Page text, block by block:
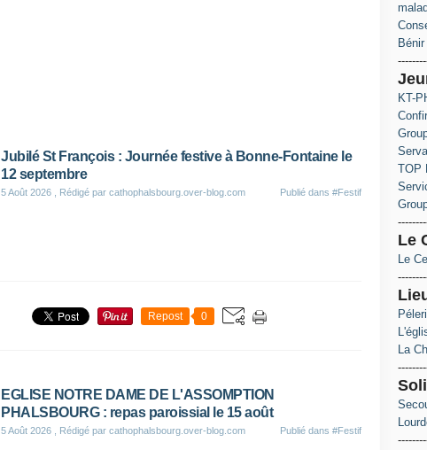
Jubilé St François : Journée festive à Bonne-Fontaine le
12 septembre
5 Août 2026 , Rédigé par cathophalsbourg.over-blog.com Publié dans #Festif
Repost 0
EGLISE NOTRE DAME DE L'ASSOMPTION
PHALSBOURG : repas paroissial le 15 août
5 Août 2026 , Rédigé par cathophalsbourg.over-blog.com Publié dans #Festif
KT-
TOP
Le
Le
La